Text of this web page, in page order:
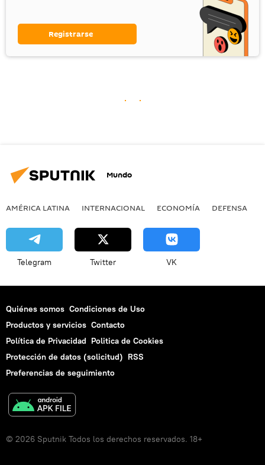
Registrarse
Mundo
AMÉRICA LATINA INTERNACIONAL ECONOMÍA DEFENSA
Telegram Twitter VK
Quiénes somos Condiciones de Uso
Productos y servicios Contacto
Política de Privacidad Politica de Cookies
Protección de datos (solicitud) RSS
Preferencias de seguimiento
© 2026 Sputnik Todos los derechos reservados. 18+